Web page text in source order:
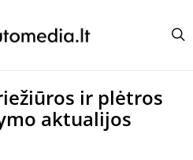
ir plėtros
aktualijos